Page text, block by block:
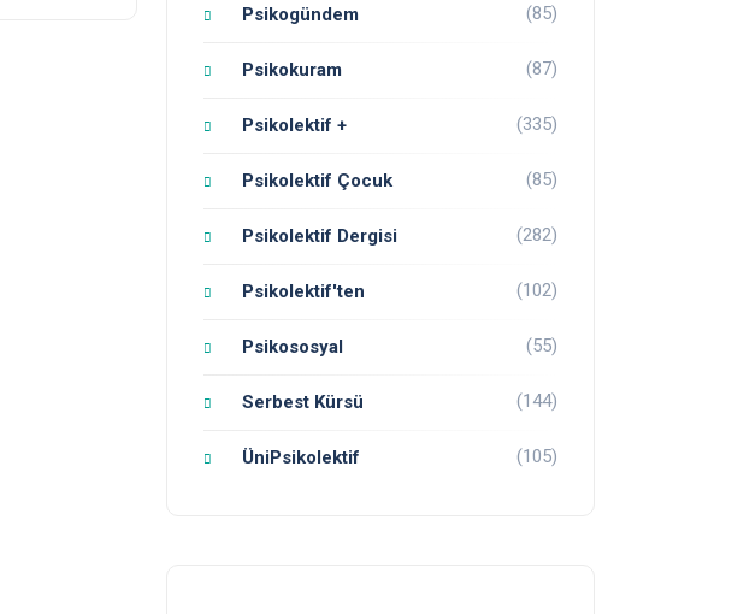
Psikogündem (85)
Psikokuram (87)
Psikolektif + (335)
Psikolektif Çocuk (85)
Psikolektif Dergisi (282)
Psikolektif'ten (102)
Psikososyal (55)
Serbest Kürsü (144)
ÜniPsikolektif (105)